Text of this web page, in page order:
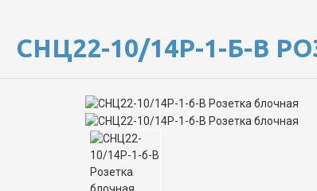
СНЦ22-10/14Р-1-Б-В